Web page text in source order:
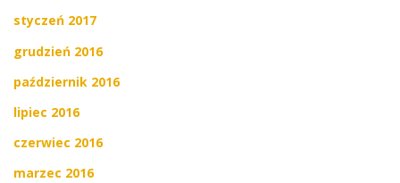
styczeń 2017
grudzień 2016
październik 2016
lipiec 2016
czerwiec 2016
marzec 2016